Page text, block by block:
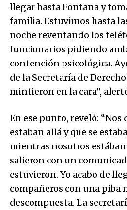
llegar hasta Fontana y
familia. Estuvimos hasta
noche reventando los
funcionarios pidiendo
contención psicológica.
de la Secretaría de
mintieron en la cara”,
En ese punto, reveló: “Nos
estaban allá y que se
mientras nosotros
salieron con un
estuvieron. Yo acabo de
compañeros con una piba
descompuesta. La